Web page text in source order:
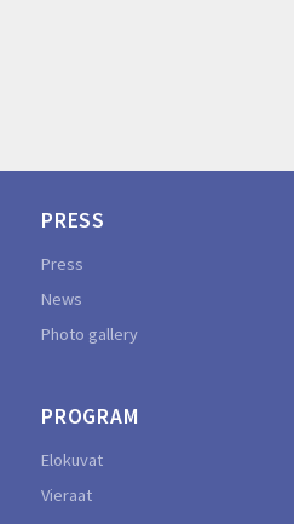
PRESS
Press
News
Photo gallery
PROGRAM
Elokuvat
Vieraat